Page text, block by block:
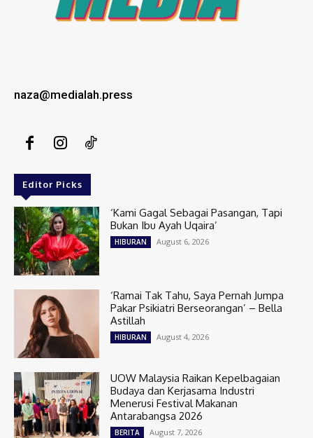
naza@medialah.press
Editor Picks
‘Kami Gagal Sebagai Pasangan, Tapi
Bukan Ibu Ayah Uqaira’
HIBURAN August 6, 2026
‘Ramai Tak Tahu, Saya Pernah Jumpa
Pakar Psikiatri Berseorangan’ – Bella
Astillah
HIBURAN August 4, 2026
UOW Malaysia Raikan Kepelbagaian
Budaya dan Kerjasama Industri
Menerusi Festival Makanan
Antarabangsa 2026
BERITA August 7, 2026